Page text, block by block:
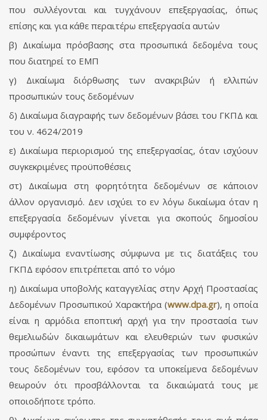
που συλλέγονται και τυγχάνουν επεξεργασίας, όπως
επίσης και για κάθε περαιτέρω επεξεργασία αυτών
β) Δικαίωμα πρόσβασης στα προσωπικά δεδομένα τους
που διατηρεί το ΕΜΠ
γ) Δικαίωμα διόρθωσης των ανακριβών ή ελλιπών
προσωπικών τους δεδομένων
δ) Δικαίωμα διαγραφής των δεδομένων βάσει του ΓΚΠΔ και
του ν. 4624/2019
ε) Δικαίωμα περιορισμού της επεξεργασίας, όταν ισχύουν
συγκεκριμένες προϋποθέσεις
στ) Δικαίωμα στη φορητότητα δεδομένων σε κάποιον
άλλον οργανισμό. Δεν ισχύει το εν λόγω δικαίωμα όταν η
επεξεργασία δεδομένων γίνεται για σκοπούς δημοσίου
συμφέροντος
ζ) Δικαίωμα εναντίωσης σύμφωνα με τις διατάξεις του
ΓΚΠΔ εφόσον επιτρέπεται από το νόμο
η) Δικαίωμα υποβολής καταγγελίας στην Αρχή Προστασίας
Δεδομένων Προσωπικού Χαρακτήρα (www.dpa.gr), η οποία
είναι η αρμόδια εποπτική αρχή για την προστασία των
θεμελιωδών δικαιωμάτων και ελευθεριών των φυσικών
προσώπων έναντι της επεξεργασίας των προσωπικών
τους δεδομένων του, εφόσον τα υποκείμενα δεδομένων
θεωρούν ότι προσβάλλονται τα δικαιώματά τους με
οποιοδήποτε τρόπο.